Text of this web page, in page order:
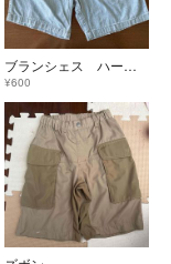
ブランシェス ハーフパンツ サックス 120
¥600